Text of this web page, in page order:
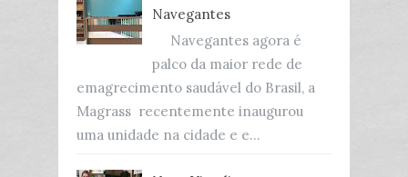
Navegantes
Navegantes agora é
palco da maior rede de
emagrecimento saudável do Brasil, a
Magrass recentemente inaugurou
uma unidade na cidade e e...